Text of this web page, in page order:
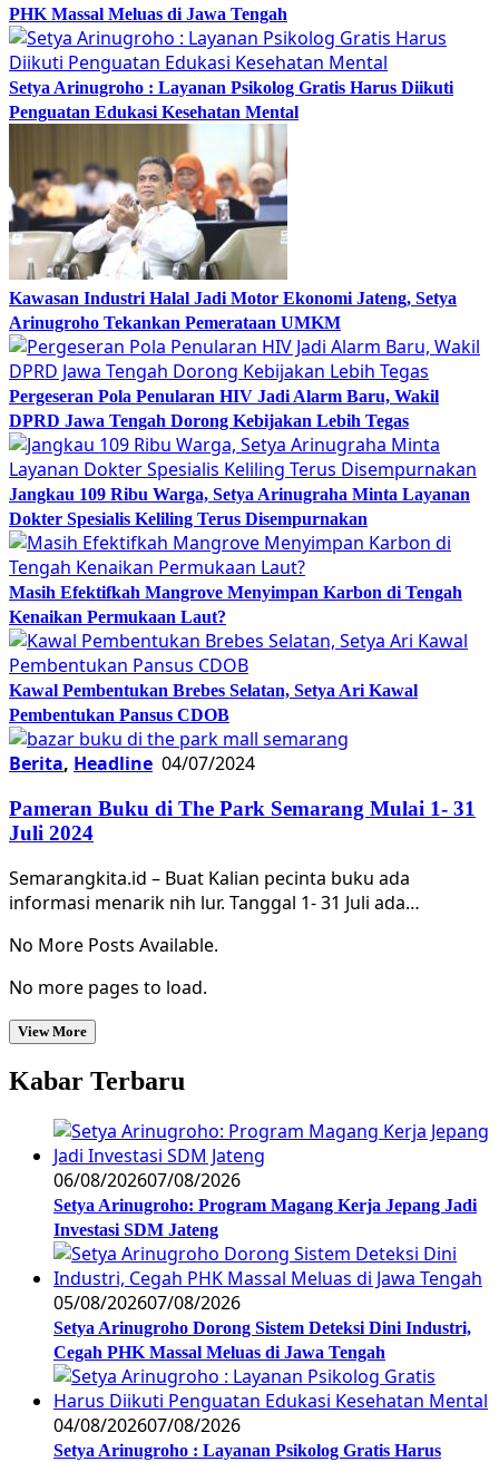
PHK Massal Meluas di Jawa Tengah
Setya Arinugroho : Layanan Psikolog Gratis Harus Diikuti
Penguatan Edukasi Kesehatan Mental
Kawasan Industri Halal Jadi Motor Ekonomi Jateng, Setya
Arinugroho Tekankan Pemerataan UMKM
Pergeseran Pola Penularan HIV Jadi Alarm Baru, Wakil
DPRD Jawa Tengah Dorong Kebijakan Lebih Tegas
Jangkau 109 Ribu Warga, Setya Arinugraha Minta Layanan
Dokter Spesialis Keliling Terus Disempurnakan
Masih Efektifkah Mangrove Menyimpan Karbon di Tengah
Kenaikan Permukaan Laut?
Kawal Pembentukan Brebes Selatan, Setya Ari Kawal
Pembentukan Pansus CDOB
Berita, Headline 04/07/2024
Pameran Buku di The Park Semarang Mulai 1- 31
Juli 2024
Semarangkita.id – Buat Kalian pecinta buku ada
informasi menarik nih lur. Tanggal 1- 31 Juli ada…
No More Posts Available.
No more pages to load.
View More
Kabar Terbaru
06/08/202607/08/2026
Setya Arinugroho: Program Magang Kerja Jepang Jadi
Investasi SDM Jateng
05/08/202607/08/2026
Setya Arinugroho Dorong Sistem Deteksi Dini Industri,
Cegah PHK Massal Meluas di Jawa Tengah
04/08/202607/08/2026
Setya Arinugroho : Layanan Psikolog Gratis Harus